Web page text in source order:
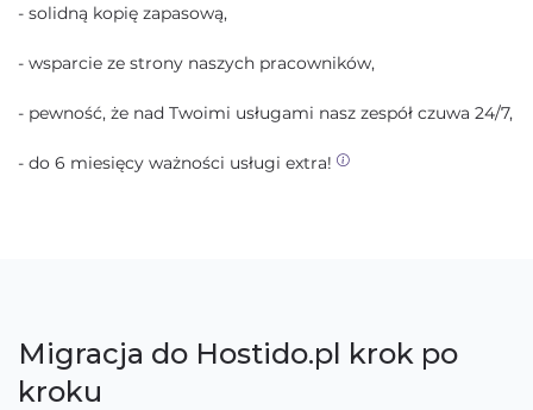
- solidną kopię zapasową,
- wsparcie ze strony naszych pracowników,
- pewność, że nad Twoimi usługami nasz zespół czuwa 24/7,
- do 6 miesięcy ważności usługi extra!
Migracja do Hostido.pl krok po
kroku